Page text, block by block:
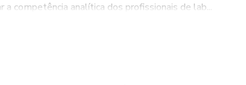
competência analítica dos profissionais de lab...